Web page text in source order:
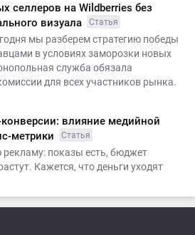
селлеров на Wildberries без
визуала
Статья
мы разберем стратегию победы
в условиях заморозки новых
служба обязала
для всех участников рынка.
влияние медийной
метрики
Статья
показы есть, бюджет
Кажется, что деньги уходят